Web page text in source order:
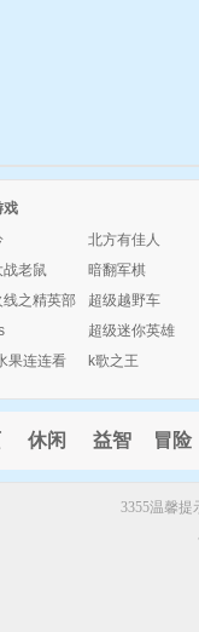
戏
北方有佳人
战老鼠
暗翻军棋
线之精英部
超级越野车
超级迷你英雄
果连连看
k歌之王
休闲 益智 冒险
3355温馨